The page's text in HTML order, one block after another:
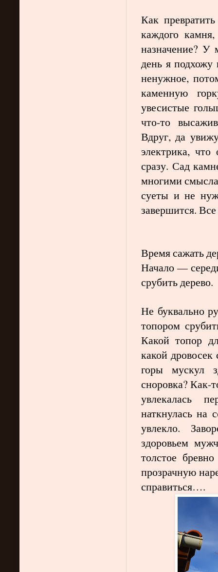
Как
каждого
назначение? У
день я подхожу
ненужное,
каменную
увесистые
что-то
Вдруг, да
электрика,
сразу. Сад
многими
суеты и не
завершится.
Время сажать
Начало —
срубить дерево.
Не буквально
топором
Какой топор
какой
горы мускул
сноровка? Как-
увлекалась
наткнулась на
увлекло.
здоровьем
толстое
прозрачную
справиться….